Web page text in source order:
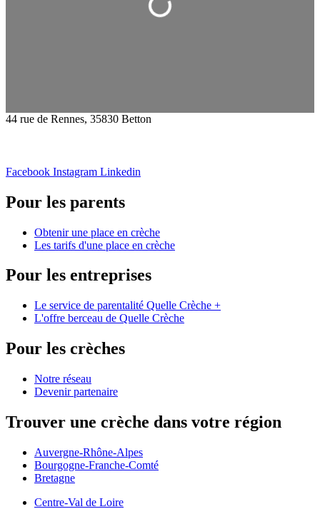
Chargement...
44 rue de Rennes, 35830 Betton
Facebook Instagram Linkedin
Pour les parents
Obtenir une place en crèche
Les tarifs d'une place en crèche
Pour les entreprises
Le service de parentalité Quelle Crèche +
L'offre berceau de Quelle Crèche
Pour les crèches
Notre réseau
Devenir partenaire
Trouver une crèche dans votre région
Auvergne-Rhône-Alpes
Bourgogne-Franche-Comté
Bretagne
Centre-Val de Loire